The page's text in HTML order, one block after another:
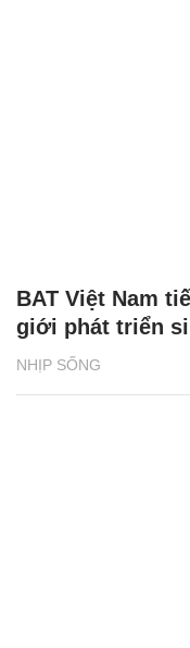
NHỊP SỐNG
BAT Việt Nam
giới phát triển